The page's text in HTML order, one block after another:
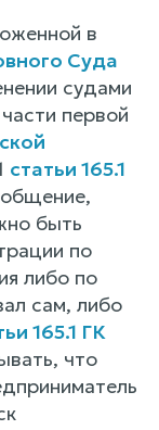
в
Суда
судами
первой
статьи 165.1
быть
по
либо по
сам, либо
165.1 ГК
что